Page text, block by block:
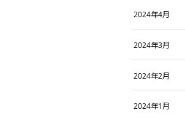
2024年4月
2024年3月
2024年2月
2024年1月